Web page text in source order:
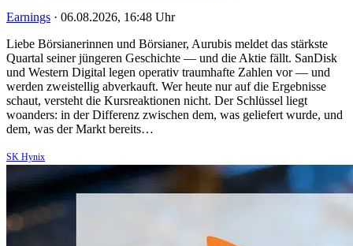
Earnings · 06.08.2026, 16:48 Uhr
Liebe Börsianerinnen und Börsianer, Aurubis meldet das stärkste
Quartal seiner jüngeren Geschichte — und die Aktie fällt. SanDisk
und Western Digital legen operativ traumhafte Zahlen vor — und
werden zweistellig abverkauft. Wer heute nur auf die Ergebnisse
schaut, versteht die Kursreaktionen nicht. Der Schlüssel liegt
woanders: in der Differenz zwischen dem, was geliefert wurde, und
dem, was der Markt bereits…
SK Hynix